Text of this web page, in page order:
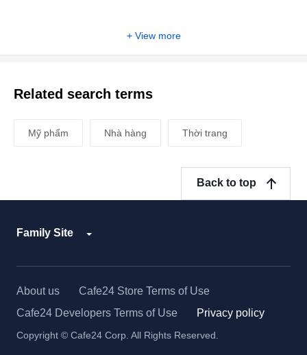
View more
Related search terms
Mỹ phẩm Nhà hàng Thời trang
Family Site
Back to top
About us
Cafe24 Store Terms of Use
Cafe24 Developers Terms of Use
Privacy policy
Copyright © Cafe24 Corp. All Rights Reserved.